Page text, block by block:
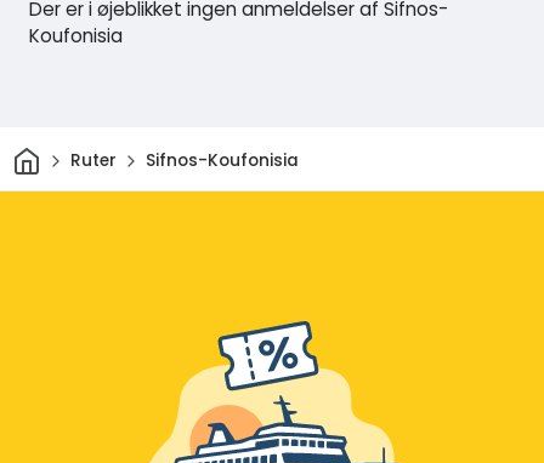
Der er i øjeblikket ingen anmeldelser af Sifnos-
Koufonisia
HjemRuter Sifnos-Koufonisia